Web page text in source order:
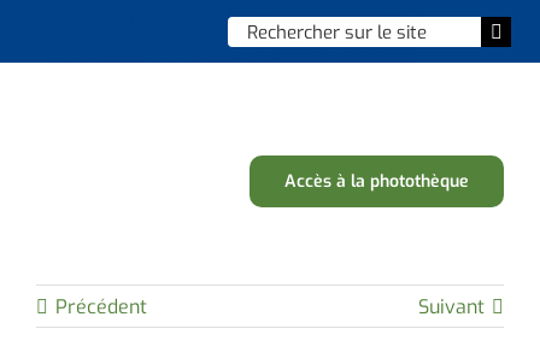
Chercher
:
Enfance, jeunesse & sports
Accès à la photothèque
Précédent Suivant